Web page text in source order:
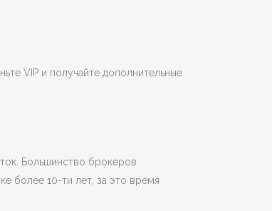
VIP и получайте дополнительные
Большинство брокеров
более 10-ти лет, за это время